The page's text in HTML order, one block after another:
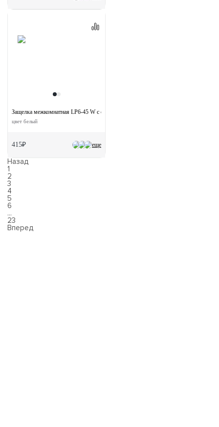
еще
Защелка межкомнатная LP6-45 W с ответной планкой
цвет белый
415₽
Назад
1
2
3
4
5
6
...
23
Вперед